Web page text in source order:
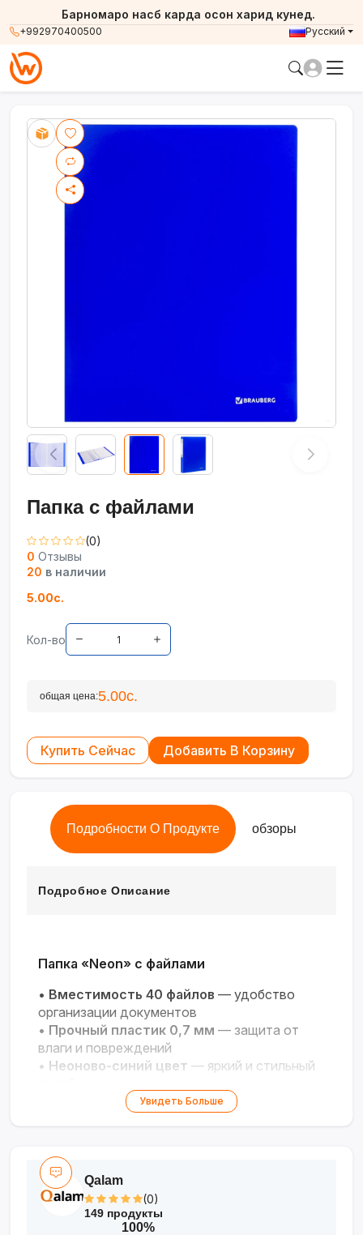
+992970400500
Барномаро насб карда осон харид кунед.
Русский
Папка с файлами
(0)
0 Отзывы
20 в наличии
5.00с.
Кол-во
общая цена:5.00с.
Купить Сейчас Добавить В Корзину
Подробности О Продукте обзоры
Подробное Описание
Папка «Neon» с файлами
• Вместимость 40 файлов — удобство
организации документов
• Прочный пластик 0,7 мм — защита от
влаги и повреждений
• Неоново-синий цвет — яркий и стильный
Корешок 25 мм— этикетка для
использование при любом освещении
Увидеть Больше
Qalam
(0)
149 продукты
100%